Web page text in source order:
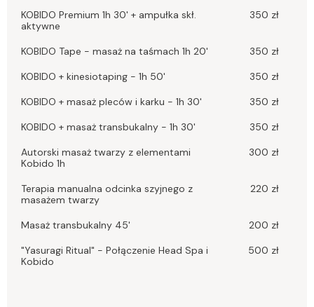
KOBIDO Premium 1h 30' + ampułka skł.
aktywne
350 zł
KOBIDO Tape - masaż na taśmach 1h 20'
350 zł
KOBIDO + kinesiotaping - 1h 50'
350 zł
KOBIDO + masaż pleców i karku - 1h 30'
350 zł
KOBIDO + masaż transbukalny - 1h 30'
350 zł
Autorski masaż twarzy z elementami
Kobido 1h
300 zł
Terapia manualna odcinka szyjnego z
masażem twarzy
220 zł
Masaż transbukalny 45'
200 zł
"Yasuragi Ritual" - Połączenie Head Spa i
Kobido
500 zł